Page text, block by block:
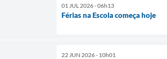
01 JUL 2026 - 06h13
Férias na Escola começa hoje
22 JUN 2026 - 10h01